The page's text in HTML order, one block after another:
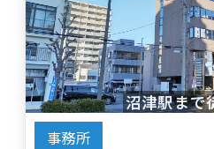
沼津駅まで
事務所